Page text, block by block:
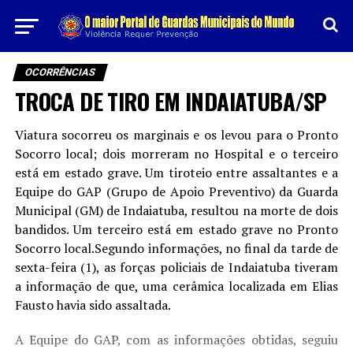
OCORRÊNCIAS
TROCA DE TIRO EM INDAIATUBA/SP
Viatura socorreu os marginais e os levou para o Pronto
Socorro local; dois morreram no Hospital e o terceiro
está em estado grave. Um tiroteio entre assaltantes e a
Equipe do GAP (Grupo de Apoio Preventivo) da Guarda
Municipal (GM) de Indaiatuba, resultou na morte de dois
bandidos. Um terceiro está em estado grave no Pronto
Socorro local.Segundo informações, no final da tarde de
sexta-feira (1), as forças policiais de Indaiatuba tiveram
a informação de que, uma cerâmica localizada em Elias
Fausto havia sido assaltada.
A Equipe do GAP, com as informações obtidas, seguiu